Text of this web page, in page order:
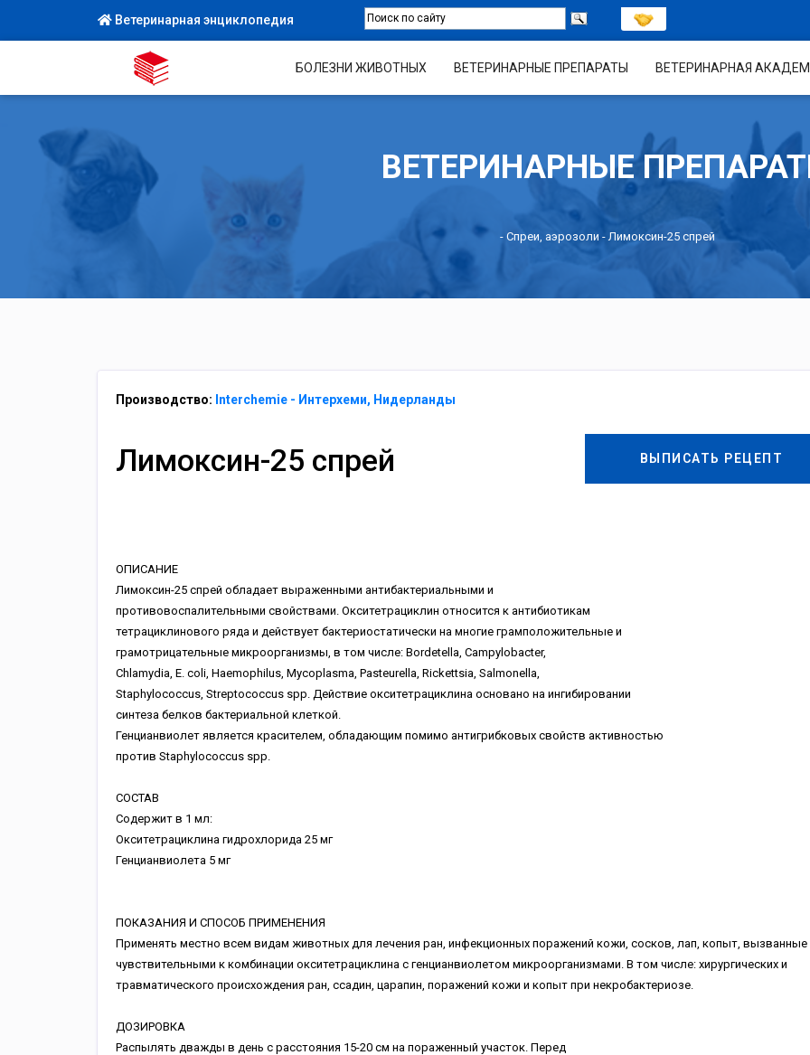
Ветеринарная энциклопедия
БОЛЕЗНИ ЖИВОТНЫХ ВЕТЕРИНАРНЫЕ ПРЕПАРАТЫ ВЕТЕРИНАРНАЯ
ВЕТЕРИНАРНЫЕ
- Спреи, аэрозоли - Лимоксин-25 спрей
Производство: Interchemie - Интерхеми, Нидерланды
ВЫПИСАТЬ РЕЦЕПТ
Лимоксин-25 спрей
ОПИСАНИЕ
Лимоксин-25 спрей обладает выраженными антибактериальными и
противовоспалительными свойствами. Окситетрациклин относится к антибиотикам
тетрациклинового ряда и действует бактериостатически на многие грамположительные и
грамотрицательные микроорганизмы, в том числе: Bordetella, Campylobacter,
Chlamydia, E. coli, Haemophilus, Mycoplasma, Pasteurella, Rickettsia, Salmonella,
Staphylococcus, Streptococcus spp. Действие окситетрациклина основано на ингибировании
синтеза белков бактериальной клеткой.
Генцианвиолет является красителем, обладающим помимо антигрибковых свойств активностью
против Staphylococcus spp.
СОСТАВ
Содержит в 1 мл:
Окситетрациклина гидрохлорида 25 мг
Генцианвиолета 5 мг
ПОКАЗАНИЯ И СПОСОБ ПРИМЕНЕНИЯ
Применять местно всем видам животных для лечения ран, инфекционных поражений кожи, сосков, лап, копыт, вызванные
чувствительными к комбинации окситетрациклина с генцианвиолетом микроорганизмами. В том числе: хирургических и
травматического происхождения ран, ссадин, царапин, поражений кожи и копыт при некробактериозе.
ДОЗИРОВКА
Распылять дважды в день с расстояния 15-20 см на пораженный участок. Перед